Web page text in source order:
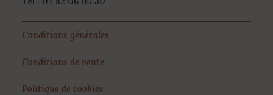
Conditions générales
Conditions de vente
Politique de cookies